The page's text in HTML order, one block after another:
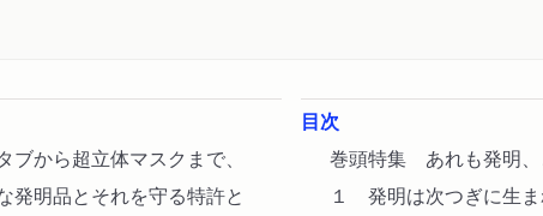
から超立体マスクまで、
発明品とそれを守る特許と
目次
巻頭特集 あれも発明、
１ 発明は次つぎに生ま